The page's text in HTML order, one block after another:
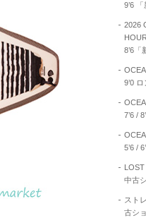
9’6
2026
8’6「
9’0
7’6 /
5’6 /
中古
スト
古シ